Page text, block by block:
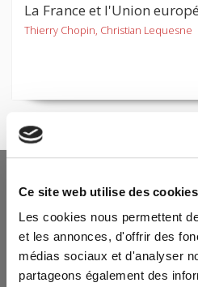
Ce site web utilise des cookies
Les cookies nous permettent
et les annonces, d'offrir des
médias sociaux et d'analyser
partageons également des
La France et l'Union
Thierry Chopin, Christian Lequesne
YOU DON'T WANT TO